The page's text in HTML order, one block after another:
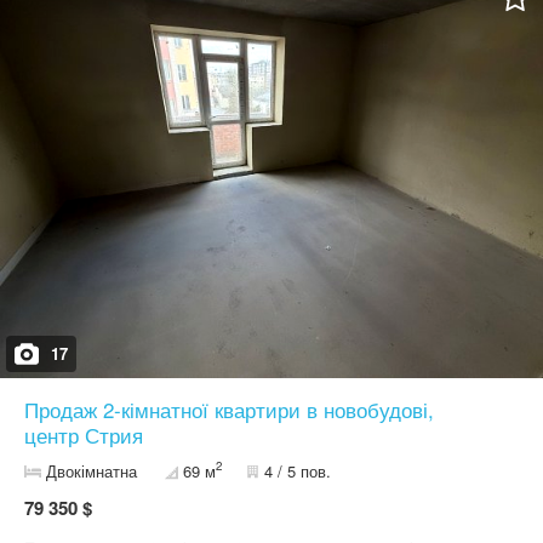
для комфортного життя: паркінг, парк, капличка, зупинки
громадського транспорту, банк, навчальні заклади, кавʼярні та
супермаркети. Зручна локація - сам центр міста. Телефонуйте,
щоб домовитися про огляд квартири у зручний для вас час.
17
Продаж 2-кімнатної квартири в новобудові,
центр Стрия
Двокімнатна 69 м2 4 / 5 пов.
79 350 $